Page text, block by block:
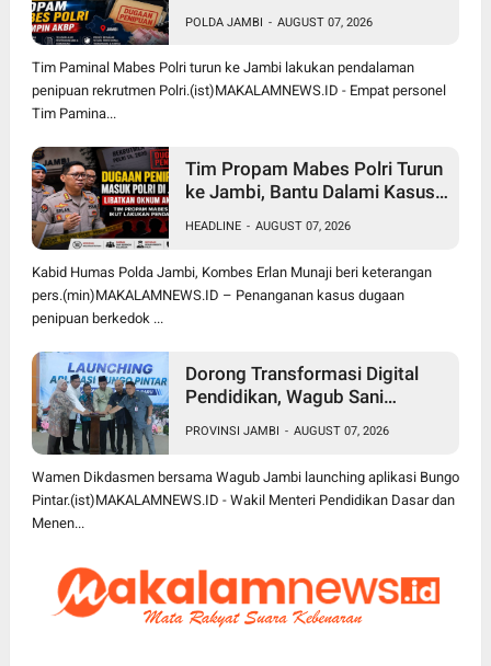
Rekrutmen Bintara di Polda
Jambi
POLDA JAMBI - AUGUST 07, 2026
Tim Paminal Mabes Polri turun ke Jambi lakukan pendalaman
penipuan rekrutmen Polri.(ist)MAKALAMNEWS.ID - Empat personel
Tim Pamina...
Tim Propam Mabes Polri Turun
ke Jambi, Bantu Dalami Kasus
Bintara Polri 2026
HEADLINE - AUGUST 07, 2026
Kabid Humas Polda Jambi, Kombes Erlan Munaji beri keterangan
pers.(min)MAKALAMNEWS.ID – Penanganan kasus dugaan
penipuan berkedok ...
Dorong Transformasi Digital
Pendidikan, Wagub Sani
Luncurkan Aplikasi Bungo
Pintar
PROVINSI JAMBI - AUGUST 07, 2026
Wamen Dikdasmen bersama Wagub Jambi launching aplikasi Bungo
Pintar.(ist)MAKALAMNEWS.ID - Wakil Menteri Pendidikan Dasar dan
Menen...